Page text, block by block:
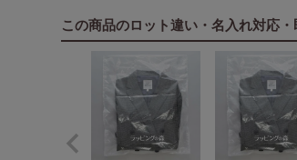
この商品のロット違い・名入れ対応